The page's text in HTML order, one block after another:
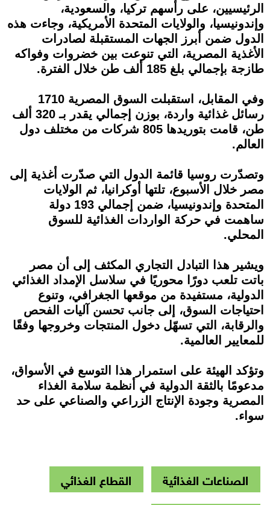
الرئيسيين، على رأسهم تركيا، والسعودية،
وإندونيسيا، والولايات المتحدة الأمريكية، وجاءت هذه
الدول ضمن أبرز الجهات المستقبلة لصادرات
الأغذية المصرية، التي تنوعت بين خضروات وفواكه
طازجة بإجمالي بلغ 185 ألف طن خلال الفترة.
وفي المقابل، استقبلت السوق المصرية 1710
رسائل غذائية واردة، بوزن إجمالي يقدر بـ 320 ألف
طن، قامت بتوريدها 805 شركات من مختلف دول
العالم.
وتصدّرت روسيا قائمة الدول التي صدّرت أغذية إلى
مصر خلال الأسبوع، تلتها أوكرانيا، ثم الولايات
المتحدة وإندونيسيا، ضمن إجمالي 193 دولة
ساهمت في حركة الواردات الغذائية للسوق
المحلي.
ويشير هذا التبادل التجاري المكثف إلى أن مصر
باتت تلعب دورًا محوريًا في سلاسل الإمداد الغذائي
الدولية، مستفيدة من موقعها الجغرافي، وتنوع
احتياجات السوق، إلى جانب تحسن آليات الفحص
والرقابة، التي تسهّل دخول المنتجات وخروجها وفقًا
للمعايير العالمية.
وتؤكد الهيئة على استمرار هذا التوسع في الأسواق،
مدعومًا بالثقة الدولية في أنظمة سلامة الغذاء
المصرية وجودة الإنتاج الزراعي والصناعي على حد
سواء.
الصناعات الغذائية
القطاع الغذائي